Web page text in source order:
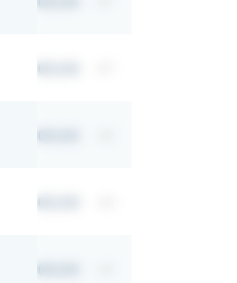
00,00
00,00
00,00
00,00